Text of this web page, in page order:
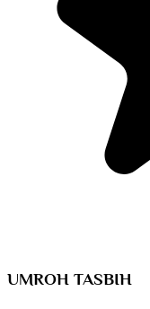
UMROH TASBIH